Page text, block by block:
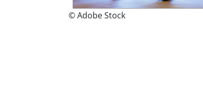
© Adobe Stock